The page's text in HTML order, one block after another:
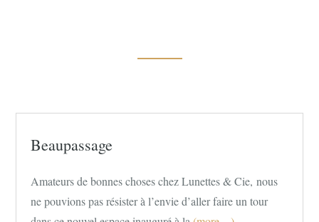
Beaupassage
Amateurs de bonnes choses chez Lunettes & Cie, nous
ne pouvions pas résister à l’envie d’aller faire un tour